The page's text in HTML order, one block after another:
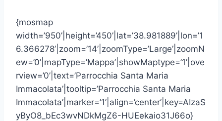
{mosmap
width=’950’|height=’450’|lat=’38.981889’|lon=’1
6.366278’|zoom=’14’|zoomType=’Large’|zoomN
ew=’0’|mapType=’Mappa’|showMaptype=’1’|ove
rview=’0’|text=’Parrocchia Santa Maria
Immacolata’|tooltip=’Parrocchia Santa Maria
Immacolata’|marker=’1’|align=’center’|key=AIzaS
yByO8_bEc3wvNDkMgZ6-HUEekaio31J66o}